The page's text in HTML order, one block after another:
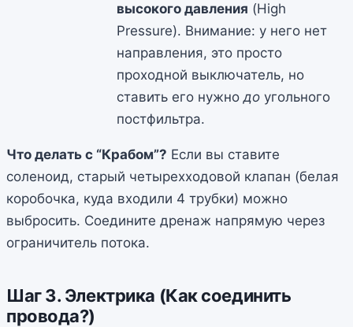
высокого давления (High
Pressure). Внимание: у него нет
направления, это просто
проходной выключатель, но
ставить его нужнодо угольного
постфильтра.
Что делать с “Крабом”? Если вы ставите
соленоид, старый четырехходовой клапан (белая
коробочка, куда входили 4 трубки) можно
выбросить. Соедините дренаж напрямую через
ограничитель потока.
Шаг 3. Электрика (Как соединить
провода?)